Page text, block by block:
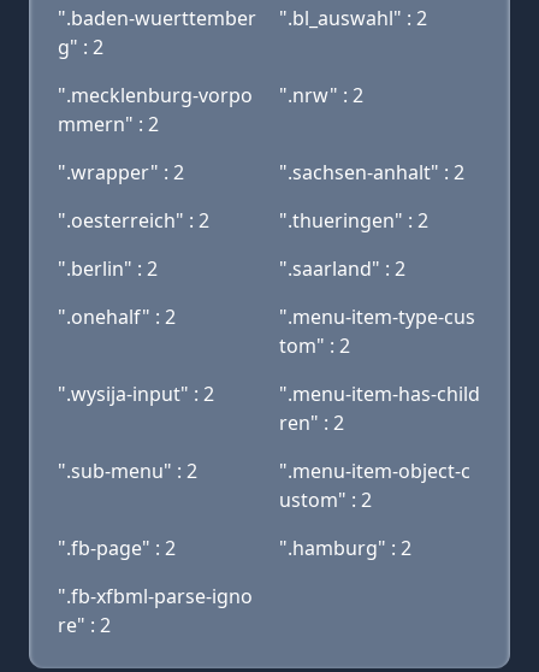
".baden-wuerttember
g" : 2
".bl_auswahl" : 2
".mecklenburg-vorpo
mmern" : 2
".nrw" : 2
".wrapper" : 2
".sachsen-anhalt" : 2
".oesterreich" : 2
".thueringen" : 2
".berlin" : 2
".saarland" : 2
".onehalf" : 2
".menu-item-type-cus
tom" : 2
".wysija-input" : 2
".menu-item-has-child
ren" : 2
".sub-menu" : 2
".menu-item-object-c
ustom" : 2
".fb-page" : 2
".hamburg" : 2
".fb-xfbml-parse-igno
re" : 2